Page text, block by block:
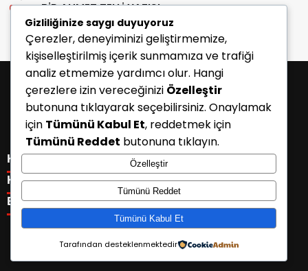
BİR AHMET TELLİ YAZISI
07:30
KATEGORİLER
Menü seçimi yapın. WP-ADMIN → Görünüm → Menüler
sayfasından menü eşleştirmesi yapınız.
KISAYOLLAR
Menü seçimi yapın. WP-ADMIN → Görünüm → Menüler
sayfasından menü eşleştirmesi yapınız.
E-BÜLTEN
Gizliliğinize saygı duyuyoruz
Çerezler, deneyiminizi geliştirmemize,
kişiselleştirilmiş içerik sunmamıza ve trafiği
analiz etmemize yardımcı olur. Hangi
çerezlere izin vereceğinizi Özelleştir
butonuna tıklayarak seçebilirsiniz. Onaylamak
için Tümünü Kabul Et, reddetmek için
Tümünü Reddet butonuna tıklayın.
Özelleştir
Tümünü Reddet
Tümünü Kabul Et
Tarafından desteklenmektedir